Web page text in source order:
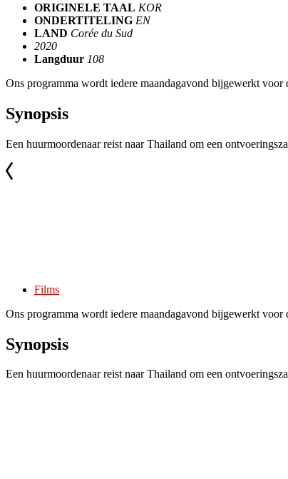
ORIGINELE TAAL KOR
ONDERTITELING EN
LAND Corée du Sud
2020
Langduur 108
Ons programma wordt iedere maandagavond bijgewerkt
Synopsis
Een huurmoordenaar reist naar Thailand om een
Films
Ons programma wordt iedere maandagavond bijgewerkt
Synopsis
Een huurmoordenaar reist naar Thailand om een